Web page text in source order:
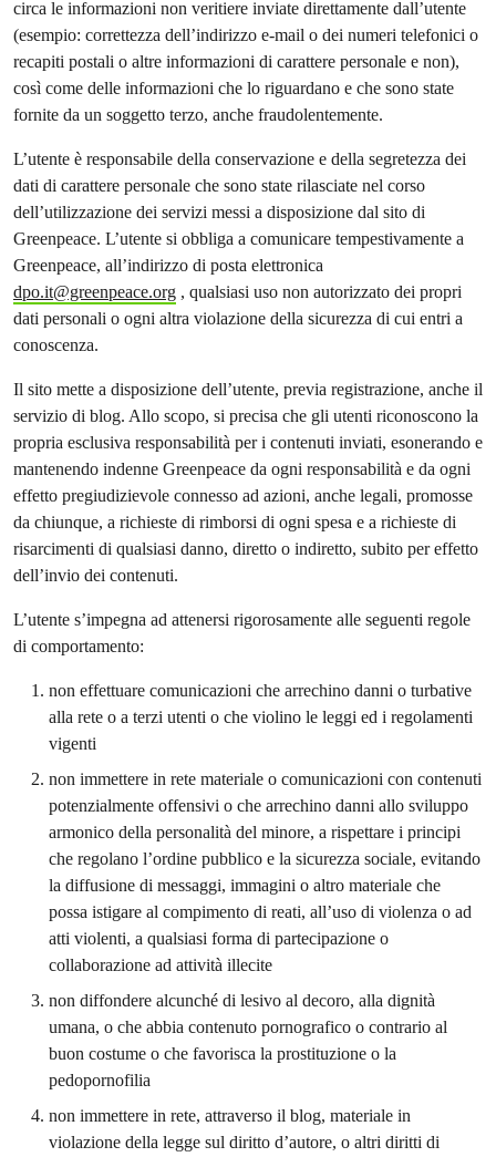
circa le informazioni non veritiere inviate direttamente dall’utente
(esempio: correttezza dell’indirizzo e-mail o dei numeri telefonici o
recapiti postali o altre informazioni di carattere personale e non),
così come delle informazioni che lo riguardano e che sono state
fornite da un soggetto terzo, anche fraudolentemente.
L’utente è responsabile della conservazione e della segretezza dei
dati di carattere personale che sono state rilasciate nel corso
dell’utilizzazione dei servizi messi a disposizione dal sito di
Greenpeace. L’utente si obbliga a comunicare tempestivamente a
Greenpeace, all’indirizzo di posta elettronica
dpo.it@greenpeace.org , qualsiasi uso non autorizzato dei propri
dati personali o ogni altra violazione della sicurezza di cui entri a
conoscenza.
Il sito mette a disposizione dell’utente, previa registrazione, anche il
servizio di blog. Allo scopo, si precisa che gli utenti riconoscono la
propria esclusiva responsabilità per i contenuti inviati, esonerando e
mantenendo indenne Greenpeace da ogni responsabilità e da ogni
effetto pregiudizievole connesso ad azioni, anche legali, promosse
da chiunque, a richieste di rimborsi di ogni spesa e a richieste di
risarcimenti di qualsiasi danno, diretto o indiretto, subito per effetto
dell’invio dei contenuti.
L’utente s’impegna ad attenersi rigorosamente alle seguenti regole
di comportamento:
non effettuare comunicazioni che arrechino danni o turbative
alla rete o a terzi utenti o che violino le leggi ed i regolamenti
vigenti
non immettere in rete materiale o comunicazioni con contenuti
potenzialmente offensivi o che arrechino danni allo sviluppo
armonico della personalità del minore, a rispettare i principi
che regolano l’ordine pubblico e la sicurezza sociale, evitando
la diffusione di messaggi, immagini o altro materiale che
possa istigare al compimento di reati, all’uso di violenza o ad
atti violenti, a qualsiasi forma di partecipazione o
collaborazione ad attività illecite
non diffondere alcunché di lesivo al decoro, alla dignità
umana, o che abbia contenuto pornografico o contrario al
buon costume o che favorisca la prostituzione o la
pedopornofilia
non immettere in rete, attraverso il blog, materiale in
violazione della legge sul diritto d’autore, o altri diritti di